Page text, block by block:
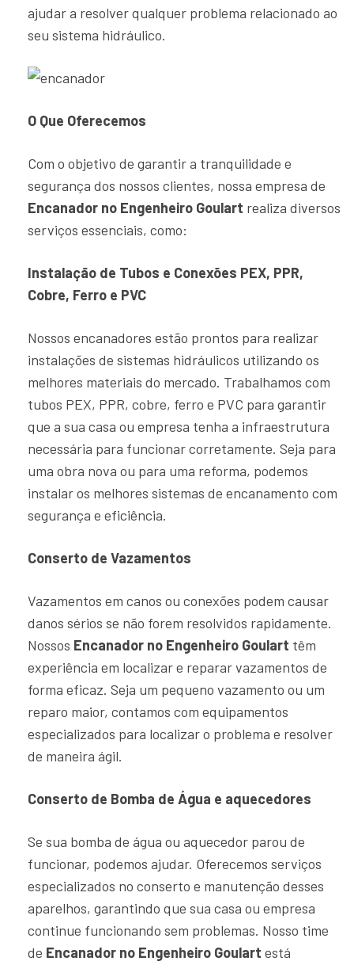
ajudar a resolver qualquer problema relacionado ao
seu sistema hidráulico.
O Que Oferecemos
Com o objetivo de garantir a tranquilidade e
segurança dos nossos clientes, nossa empresa de
Encanador no Engenheiro Goulart realiza diversos
serviços essenciais, como:
Instalação de Tubos e Conexões PEX, PPR,
Cobre, Ferro e PVC
Nossos encanadores estão prontos para realizar
instalações de sistemas hidráulicos utilizando os
melhores materiais do mercado. Trabalhamos com
tubos PEX, PPR, cobre, ferro e PVC para garantir
que a sua casa ou empresa tenha a infraestrutura
necessária para funcionar corretamente. Seja para
uma obra nova ou para uma reforma, podemos
instalar os melhores sistemas de encanamento com
segurança e eficiência.
Conserto de Vazamentos
Vazamentos em canos ou conexões podem causar
danos sérios se não forem resolvidos rapidamente.
Nossos Encanador no Engenheiro Goulart têm
experiência em localizar e reparar vazamentos de
forma eficaz. Seja um pequeno vazamento ou um
reparo maior, contamos com equipamentos
especializados para localizar o problema e resolver
de maneira ágil.
Conserto de Bomba de Água e aquecedores
Se sua bomba de água ou aquecedor parou de
funcionar, podemos ajudar. Oferecemos serviços
especializados no conserto e manutenção desses
aparelhos, garantindo que sua casa ou empresa
continue funcionando sem problemas. Nosso time
de Encanador no Engenheiro Goulart está